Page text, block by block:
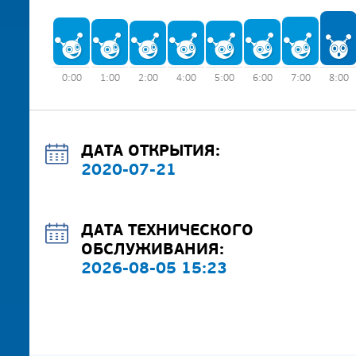
0:00 1:00 2:00 4:00 5:00 6:00 7:00 8:00
ДАТА ОТКРЫТИЯ:
2020-07-21
ДАТА ТЕХНИЧЕСКОГО
ОБСЛУЖИВАНИЯ:
2026-08-05 15:23